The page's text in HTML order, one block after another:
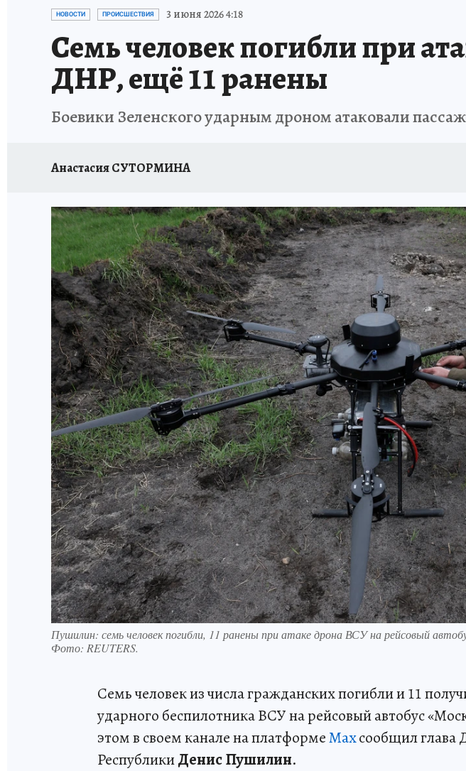
ИСПЫТАНО НА СЕБЕ
НОВОСТИ ПРОИСШЕСТВИЯ 3 июня 2026 4:18
Семь человек погибли при
ДНР, ещё 11 ранены
Боевики Зеленского ударным дроном атаковали
Анастасия СУТОРМИНА
Пушилин: семь человек погибли, 11 ранены при атаке дрона ВСУ на рейсовый
Фото: REUTERS.
Семь человек из числа гражданских погибли и 11
ударного беспилотника ВСУ на рейсовый автобус
этом в своем канале на платформеMaxсообщил глава
РеспубликиДенис Пушилин.